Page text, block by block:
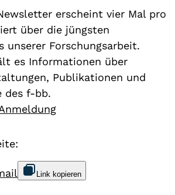
erscheint vier Mal pro
über die jüngsten
unserer Forschungsarbeit.
es Informationen über
Publikationen und
des f-bb.
Link kopieren